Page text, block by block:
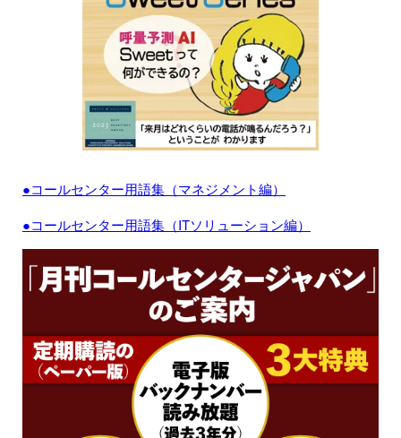
●コールセンター用語集（マネジメント編）
●コールセンター用語集（ITソリューション編）